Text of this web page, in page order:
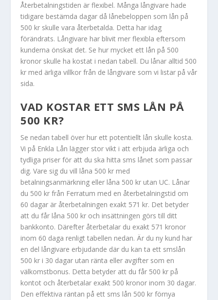
Återbetalningstiden är flexibel. Många långivare hade
tidigare bestämda dagar då lånebeloppen som lån på
500 kr skulle vara återbetalda. Detta har idag
förändrats. Långivare har blivit mer flexibla eftersom
kunderna önskat det. Se hur mycket ett lån på 500
kronor skulle ha kostat i nedan tabell. Du lånar alltid 500
kr med ärliga villkor från de långivare som vi listar på vår
sida.
VAD KOSTAR ETT SMS LÅN PÅ
500 KR?
Se nedan tabell över hur ett potentiellt lån skulle kosta.
Vi på Enkla Lån lägger stor vikt i att erbjuda ärliga och
tydliga priser för att du ska hitta sms lånet som passar
dig. Vare sig du vill låna 500 kr med
betalningsanmärkning eller låna 500 kr utan UC. Lånar
du 500 kr från Ferratum med en återbetalningstid om
60 dagar är återbetalningen exakt 571 kr. Det betyder
att du får låna 500 kr och insättningen görs till ditt
bankkonto. Därefter återbetalar du exakt 571 kronor
inom 60 daga renligt tabellen nedan. Är du ny kund har
en del långivare erbjudande där du kan ta ett smslån
500 kr i 30 dagar utan ränta eller avgifter som en
välkomstbonus. Detta betyder att du får 500 kr på
kontot och återbetalar exakt 500 kronor inom 30 dagar.
Den effektiva räntan på ett sms lån 500 kr förnya